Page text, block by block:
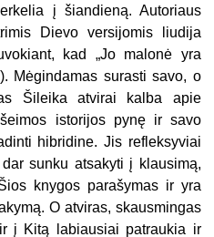
į šiandieną. Autoriaus
Dievo versijomis liudija
kad „Jo malonė yra
Mėgindamas surasti savo, o
Šileika atvirai kalba apie
istorijos pynę ir savo
hibridine. Jis refleksyviai
sunku atsakyti į klausimą,
knygos parašymas ir yra
O atviras, skausmingas
į Kitą labiausiai patraukia ir